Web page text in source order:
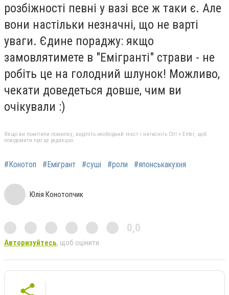
розбіжності певні у вазі все ж таки є. Але
вони настільки незначні, що не варті
уваги. Єдине пораджу: якщо
замовлятимете в "Емігранті" страви - не
робіть це на голодний шлунок! Можливо,
чекати доведеться довше, чим ви
очікували :)
Якщо ви помітили помилку, виділіть необхідний текст і натисніть Ctrl + Enter, щоб
повідомити про це редакцію
#Конотоп #Емігрант #суші #роли #японськакухня
Юлія Конотопчик
0,0
Авторизуйтесь, щоб оцінити